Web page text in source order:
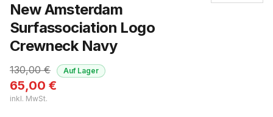
New Amsterdam
Surfassociation Logo
Crewneck Navy
130,00€
65,00 €
inkl. MwSt.
Auf Lager